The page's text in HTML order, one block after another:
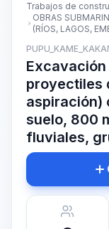
Trabajos de
OBRAS
(RÍOS, LAGOS,
proyectiles
aspiración)
suelo, 800
fluviales,